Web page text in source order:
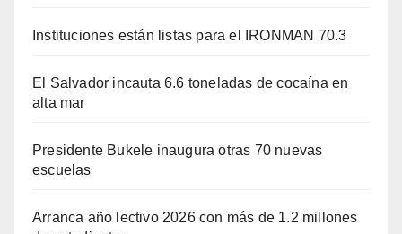
Instituciones están listas para el IRONMAN 70.3
El Salvador incauta 6.6 toneladas de cocaína en
alta mar
Presidente Bukele inaugura otras 70 nuevas
escuelas
Arranca año lectivo 2026 con más de 1.2 millones